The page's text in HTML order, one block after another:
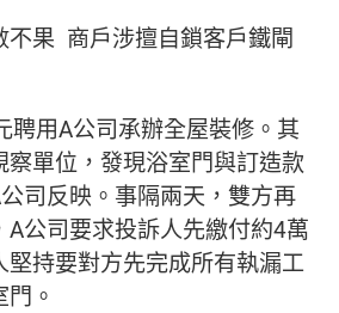
不果 商戶涉擅自鎖客戶鐵閘
聘用A公司承辦全屋裝修。其
單位，發現浴室門與訂造款
司反映。事隔兩天，雙方再
公司要求投訴人先繳付約4萬
堅持要對方先完成所有執漏工
。